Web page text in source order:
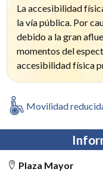
La accesibilidad
la vía pública. Por
debido a la gran
momentos del
accesibilidad física
Movilidad
Plaza Mayor